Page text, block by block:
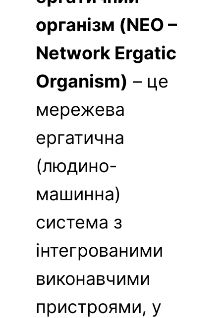
організм (NEO –
Network Ergatic
Organism) – це
мережева
ергатична
(людино-
машинна)
система з
інтегрованими
виконавчими
пристроями, у